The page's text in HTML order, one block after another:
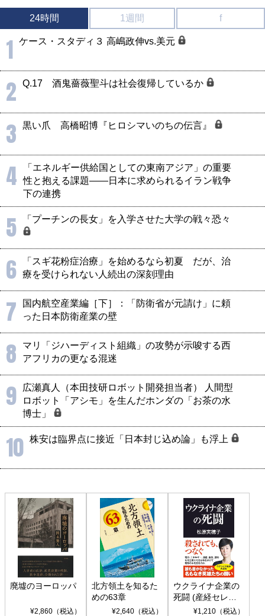
24時間 1週間 f
1 ケース・スタディ３ 高嶋政伸vs.美元
2 Q.17 酒鬼薔薇聖斗は社会復帰しているか
3 黒い爪 高橋昭博『ヒロシマいのちの伝言』
4
「エネルギー供給国としての東南アジア」の重要
性と抱える課題――日本に求められるイラン戦争
下の連携
5 「プーチンの長女」を入学させた大学の戦々恐々
6
「スギ花粉症治療」を始めるなら初夏 だが、治
療を受けられない人続出の深刻理由
7
国内航空産業編［下］：「防衛省が元請け」に頼
った日本防衛産業の壁
8
マリ「ジハーディスト組織」の攻勢が示唆する西
アフリカの更なる混迷
9
広瀬真人（本田技研ロボット開発担当者） 人間型
ロボット「アシモ」を生んだホンダの「お茶の水
博士」
10 株安は臨界点に接近「日本封じ込め論」も浮上
廃墟のヨーロッパ
¥2,860（税込）
北方領土を知るた
めの63章
¥2,640（税込）
ウクライナ企業の
死闘 (産経セレク
ト S 039)¥1,210（税込）